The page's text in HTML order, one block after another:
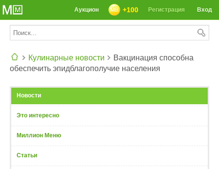
Вход
Регистрация
+100
Аукцион
Кулинарные новости
Вакцинация способна
обеспечить эпидблагополучие населения
Новости
Это интересно
Миллион Меню
Статьи